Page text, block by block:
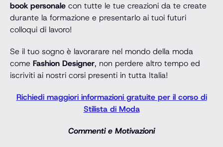
book personale con tutte le tue creazioni da te create
durante la formazione e presentarlo ai tuoi futuri
colloqui di lavoro!
Se il tuo sogno è lavorarare nel mondo della moda
come Fashion Designer, non perdere altro tempo ed
iscriviti ai nostri corsi presenti in tutta Italia!
Richiedi maggiori informazioni gratuite per il corso di
Stilista di Moda
Commenti e Motivazioni